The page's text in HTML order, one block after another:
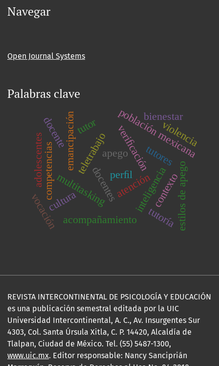
Navegar
Open Journal Systems
Palabras clave
multitasking atención
emancipación veriﬁcación
inteligencia
competencias tutores
docentes
teletrabajoapego
cultura
población mexicana
estilos de apego
docente
vocación acompañamiento
tutor
tutoría
adolescentes
contexto
perﬁl
bienestar
violencia
REVISTA INTERCONTINENTAL DE PSICOLOGÍA Y EDUCACIÓN
es una publicación semestral editada por la UIC
Universidad Intercontinental, A. C., Av. Insurgentes Sur
4303, Col. Santa Úrsula Xitla, C. P. 14420, Alcaldía de
Tlalpan, Ciudad de México. Tel. (55) 5487-1300,
www.uic.mx. Editor responsable: Nancy Sanciprián